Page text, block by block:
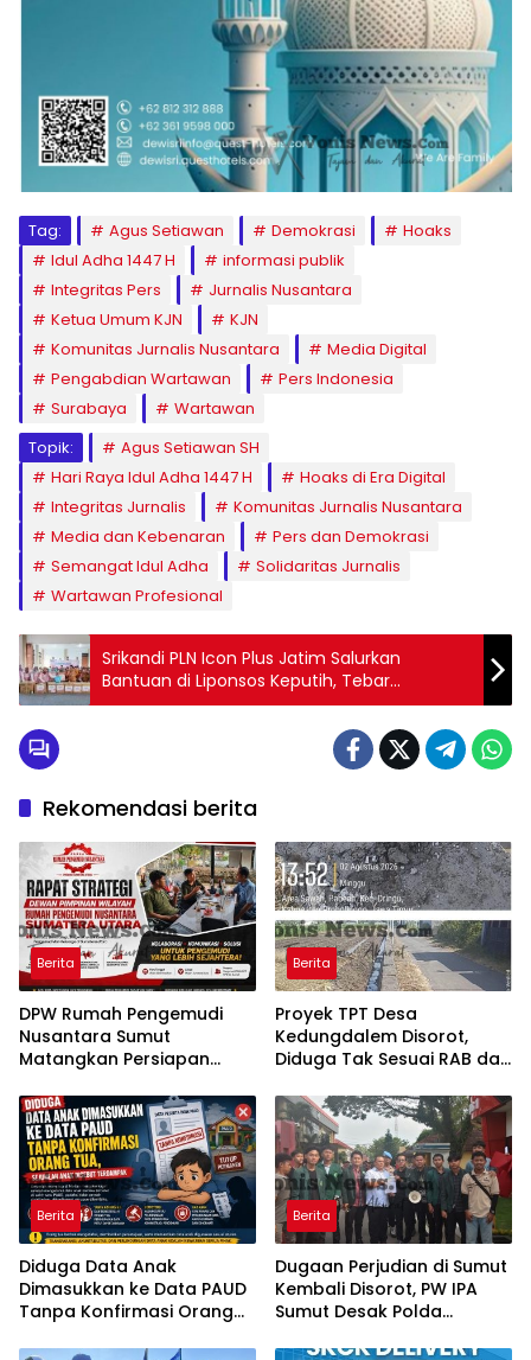
Tag: Agus Setiawan Demokrasi
Hoaks
Idul Adha 1447 H
informasi publik
Integritas Pers
Jurnalis Nusantara
Ketua Umum KJN
KJN
Komunitas Jurnalis Nusantara
Media Digital
Pengabdian Wartawan
Pers Indonesia
Surabaya
Wartawan
Topik:
Agus Setiawan SH
Hari Raya Idul Adha 1447 H
Hoaks di Era Digital
Integritas Jurnalis
Komunitas Jurnalis Nusantara
Media dan Kebenaran
Pers dan Demokrasi
Semangat Idul Adha
Solidaritas Jurnalis
Wartawan Profesional
Srikandi PLN Icon Plus Jatim Salurkan
Bantuan di Liponsos Keputih, Tebar
Semangat Kartini Lewat Aksi Nyata
Rekomendasi berita
Berita
DPW Rumah Pengemudi
Nusantara Sumut
Matangkan Persiapan
dan Rakerwil
Berita
Proyek TPT Desa
Kedungdalem Disorot,
Diduga Tak Sesuai RAB dan
Berita
Diduga Data Anak
Dimasukkan ke Data PAUD
Tanpa Konfirmasi Orang
Berita
Dugaan Perjudian di Sumut
Kembali Disorot, PW IPA
Sumut Desak Polda